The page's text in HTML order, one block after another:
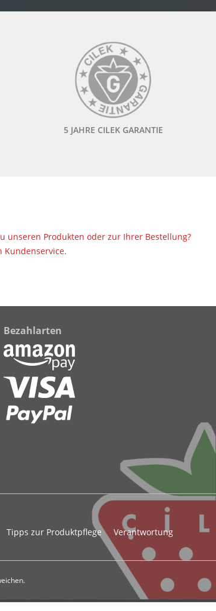
5 JAHRE CILEK GARANTIE
unseren Produkten oder zur Ihrer Bestellung?
Kundenservice.
Bezahlarten
Tipps zur Produktpflege Verantwortung